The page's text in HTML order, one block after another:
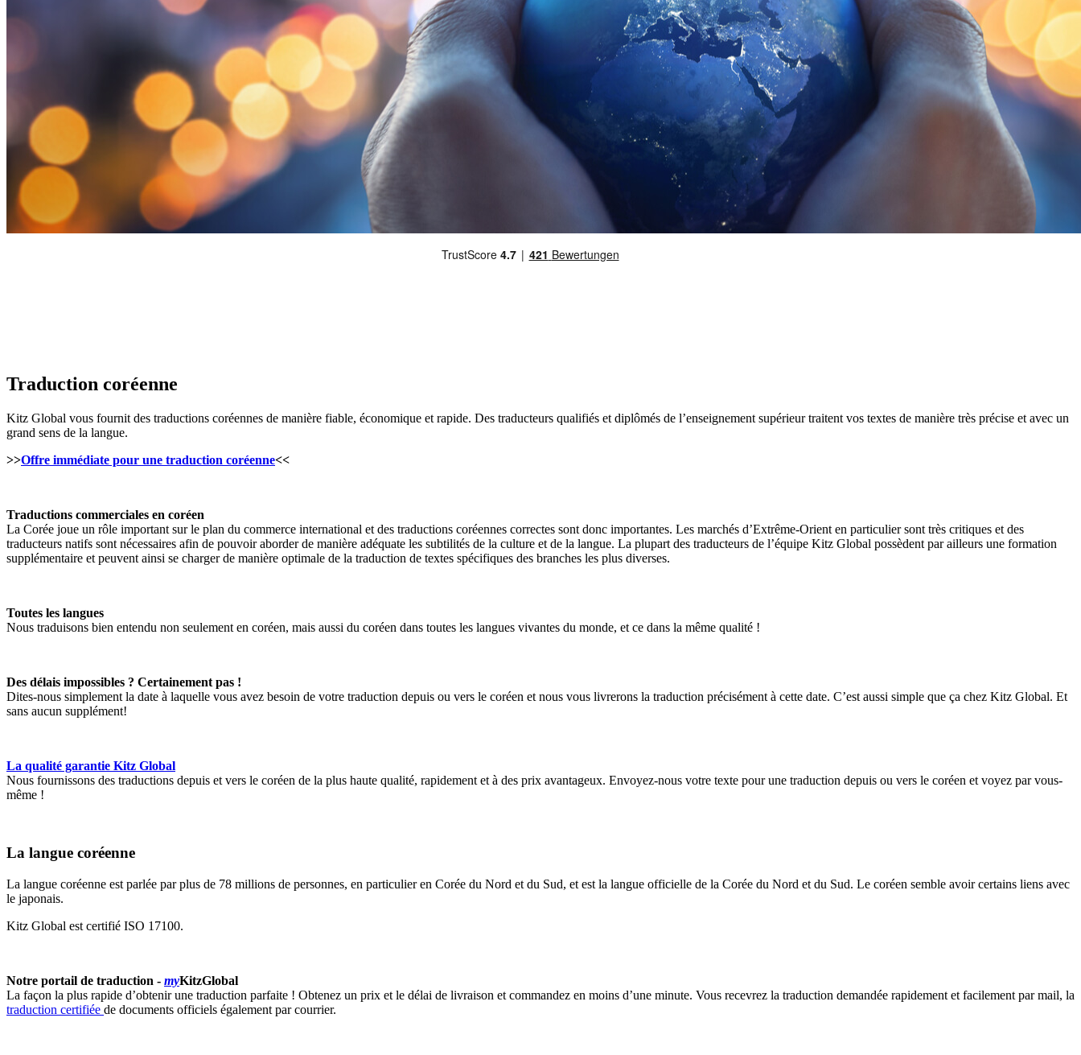
Traduction coréenne
Kitz Global vous fournit des traductions coréennes de manière fiable, économique et rapide. Des traducteurs qualifiés et diplômés de l’enseignement supérieur traitent vos textes de manière très précise et avec un
grand sens de la langue.
>>Offre immédiate pour une traduction coréenne<<
Traductions commerciales en coréen
La Corée joue un rôle important sur le plan du commerce international et des traductions coréennes correctes sont donc importantes. Les marchés d’Extrême-Orient en particulier sont très critiques et des
traducteurs natifs sont nécessaires afin de pouvoir aborder de manière adéquate les subtilités de la culture et de la langue. La plupart des traducteurs de l’équipe Kitz Global possèdent par ailleurs une formation
supplémentaire et peuvent ainsi se charger de manière optimale de la traduction de textes spécifiques des branches les plus diverses.
Toutes les langues
Nous traduisons bien entendu non seulement en coréen, mais aussi du coréen dans toutes les langues vivantes du monde, et ce dans la même qualité !
Des délais impossibles ? Certainement pas !
Dites-nous simplement la date à laquelle vous avez besoin de votre traduction depuis ou vers le coréen et nous vous livrerons la traduction précisément à cette date. C’est aussi simple que ça chez Kitz Global. Et
sans aucun supplément!
La qualité garantie Kitz Global
Nous fournissons des traductions depuis et vers le coréen de la plus haute qualité, rapidement et à des prix avantageux. Envoyez-nous votre texte pour une traduction depuis ou vers le coréen et voyez par vous-
même !
La langue coréenne
La langue coréenne est parlée par plus de 78 millions de personnes, en particulier en Corée du Nord et du Sud, et est la langue officielle de la Corée du Nord et du Sud. Le coréen semble avoir certains liens avec
le japonais.
Kitz Global est certifié ISO 17100.
Notre portail de traduction - myKitzGlobal
La façon la plus rapide d’obtenir une traduction parfaite ! Obtenez un prix et le délai de livraison et commandez en moins d’une minute. Vous recevrez la traduction demandée rapidement et facilement par mail, la
traduction certifiée de documents officiels également par courrier.